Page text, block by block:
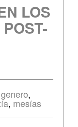
LOS
,
, mesías